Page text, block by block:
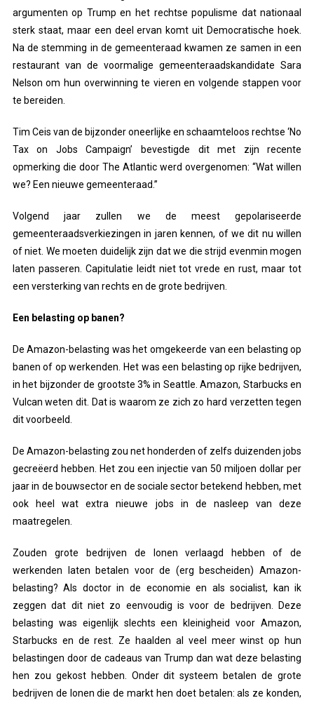
argumenten op Trump en het rechtse populisme dat nationaal
sterk staat, maar een deel ervan komt uit Democratische hoek.
Na de stemming in de gemeenteraad kwamen ze samen in een
restaurant van de voormalige gemeenteraadskandidate Sara
Nelson om hun overwinning te vieren en volgende stappen voor
te bereiden.
Tim Ceis van de bijzonder oneerlijke en schaamteloos rechtse ‘No
Tax on Jobs Campaign’ bevestigde dit met zijn recente
opmerking die door The Atlantic werd overgenomen: “Wat willen
we? Een nieuwe gemeenteraad.”
Volgend jaar zullen we de meest gepolariseerde
gemeenteraadsverkiezingen in jaren kennen, of we dit nu willen
of niet. We moeten duidelijk zijn dat we die strijd evenmin mogen
laten passeren. Capitulatie leidt niet tot vrede en rust, maar tot
een versterking van rechts en de grote bedrijven.
Een belasting op banen?
De Amazon-belasting was het omgekeerde van een belasting op
banen of op werkenden. Het was een belasting op rijke bedrijven,
in het bijzonder de grootste 3% in Seattle. Amazon, Starbucks en
Vulcan weten dit. Dat is waarom ze zich zo hard verzetten tegen
dit voorbeeld.
De Amazon-belasting zou net honderden of zelfs duizenden jobs
gecreëerd hebben. Het zou een injectie van 50 miljoen dollar per
jaar in de bouwsector en de sociale sector betekend hebben, met
ook heel wat extra nieuwe jobs in de nasleep van deze
maatregelen.
Zouden grote bedrijven de lonen verlaagd hebben of de
werkenden laten betalen voor de (erg bescheiden) Amazon-
belasting? Als doctor in de economie en als socialist, kan ik
zeggen dat dit niet zo eenvoudig is voor de bedrijven. Deze
belasting was eigenlijk slechts een kleinigheid voor Amazon,
Starbucks en de rest. Ze haalden al veel meer winst op hun
belastingen door de cadeaus van Trump dan wat deze belasting
hen zou gekost hebben. Onder dit systeem betalen de grote
bedrijven de lonen die de markt hen doet betalen: als ze konden,